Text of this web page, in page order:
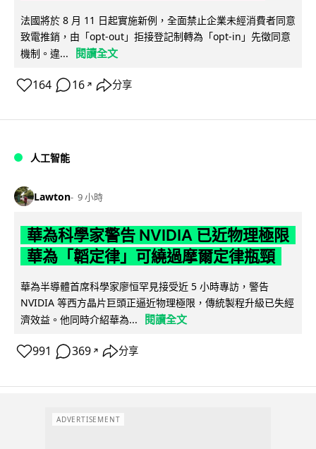
法國將於 8 月 11 日起實施新例，全面禁止企業未經消費者同意
致電推銷，由「opt-out」拒接登記制轉為「opt-in」先徵同意
機制。違...
閱讀全文
164 16 ↗ 分享
人工智能
Lawton 9 小時
華為科學家警告 NVIDIA 已近物理極限
華為「韜定律」可繞過摩爾定律瓶頸
華為半導體首席科學家廖恒罕見接受近 5 小時專訪，警告
NVIDIA 等西方晶片巨頭正逼近物理極限，傳統製程升級已失經
濟效益。他同時介紹華為...
閱讀全文
991 369 ↗ 分享
ADVERTISEMENT